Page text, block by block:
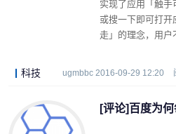
实现了应用「触手
或搜一下即可打开
走」的理念，用户
科技 ugmbbc 2016-09-29 12:20
[评论]百度为